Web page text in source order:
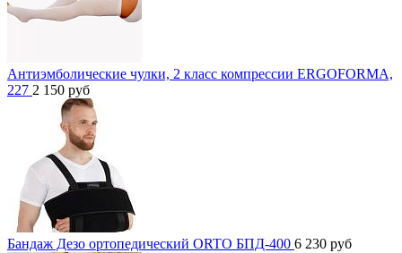
Антиэмболические чулки, 2 класс компрессии ERGOFORMA,
227 2 150 руб
Бандаж Дезо ортопедический ORTO БПД-400 6 230 руб